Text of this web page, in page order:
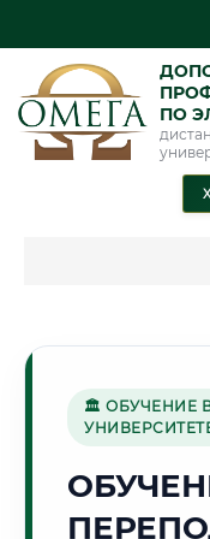
ПО
🏛 ОБУЧЕНИЕ